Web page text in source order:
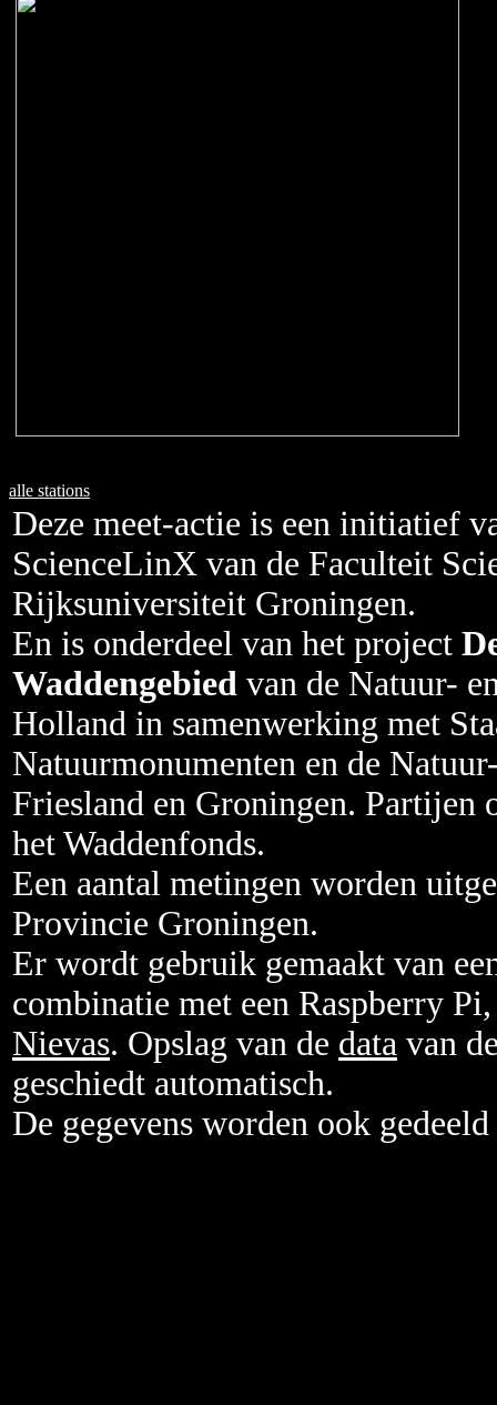
alle stations
Deze meet-actie is een initiatief
ScienceLinX van de Faculteit
Rijksuniversiteit Groningen.
En is onderdeel van het project
Waddengebied van de Natuur-
Holland in samenwerking met
Natuurmonumenten en de
Friesland en Groningen. Partijen
het Waddenfonds.
Een aantal metingen worden
Provincie Groningen.
Er wordt gebruik gemaakt van
combinatie met een Raspberry
Nievas. Opslag van de data van
geschiedt automatisch.
De gegevens worden ook